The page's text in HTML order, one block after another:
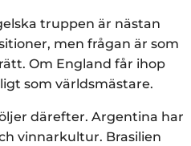
truppen är nästan
men frågan är som
Om England får ihop
som världsmästare.
därefter. Argentina har
vinnarkultur. Brasilien